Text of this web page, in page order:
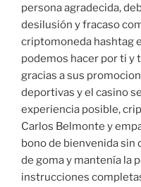
persona agradecida,
desilusión y fracaso
criptomoneda hashtag
podemos hacer por ti y
gracias a sus
deportivas y el casino
experiencia posible,
Carlos Belmonte y
bono de bienvenida sin
de goma y mantenía la
instrucciones